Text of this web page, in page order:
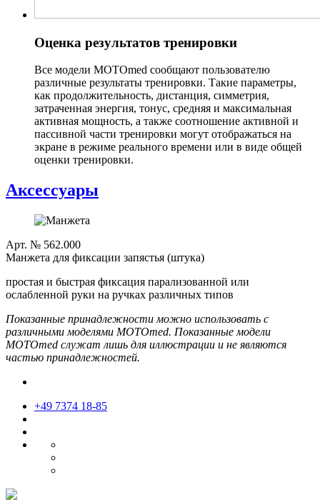
Оценка результатов тренировки
Все модели MOTOmed сообщают пользователю
различные результаты тренировки. Такие параметры,
как продолжительность, дистанция, симметрия,
затраченная энергия, тонус, средняя и максимальная
активная мощность, а также соотношение активной и
пассивной части тренировки могут отображаться на
экране в режиме реального времени или в виде общей
оценки тренировки.
Аксессуары
Арт. № 562.000
Манжета для фиксации запястья (штука)
простая и быстрая фиксация парализованной или
ослабленной руки на ручках различных типов
Показанные принадлежности можно использовать с
различными моделями MOTOmed. Показанные модели
MOTOmed служат лишь для иллюстрации и не являются
частью принадлежностей.
+49 7374 18-85